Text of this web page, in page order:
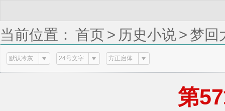
当前位置： 首页 > 历史小说> 梦回
默认冷灰 24号文字 方正启体
第